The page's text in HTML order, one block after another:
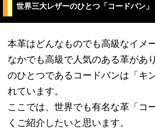
世界三大レザーのひとつ「コードバン」
本革はどんなものでも高級なイメ
なかでも高級で人気のある革があ
のひとつであるコードバンは「キ
れています。
ここでは、世界でも有名な革「コ
くご紹介したいと思います。